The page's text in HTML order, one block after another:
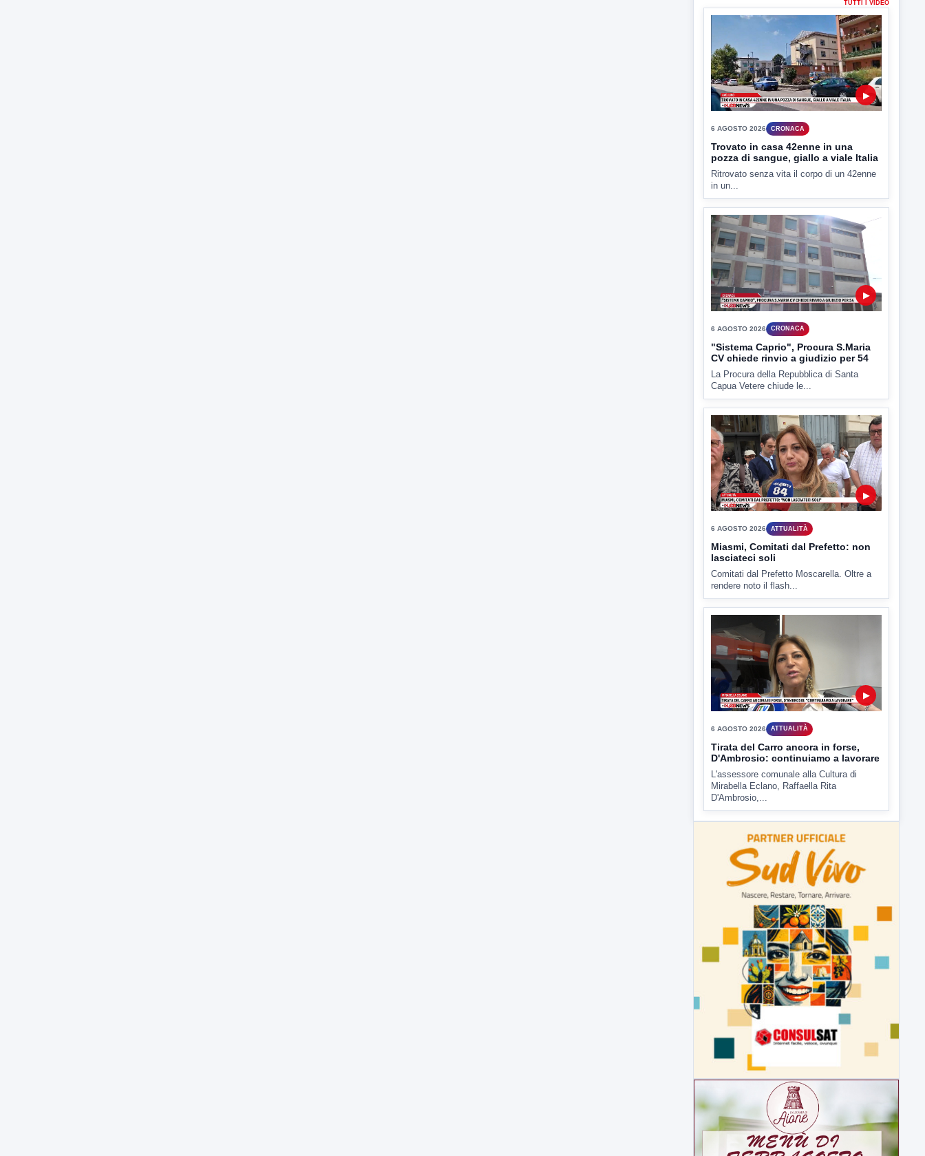
ULTIMI VIDEO
▶
Trovato in casa 42enne in una
pozza di sangue, giallo a viale Italia
Ritrovato senza vita il corpo di un 42enne
in un...
▶
"Sistema Caprio", Procura S.Maria
CV chiede rinvio a giudizio per 54
La Procura della Repubblica di Santa
Capua Vetere chiude le...
▶
Miasmi, Comitati dal Prefetto: non
lasciateci soli
Comitati dal Prefetto Moscarella. Oltre a
rendere noto il flash...
6 AGOSTO 2026 ATTUALITÀ
Tirata del Carro ancora in forse,
D'Ambrosio: continuiamo a lavorare
L'assessore comunale alla Cultura di
Mirabella Eclano, Raffaella Rita
D'Ambrosio,...